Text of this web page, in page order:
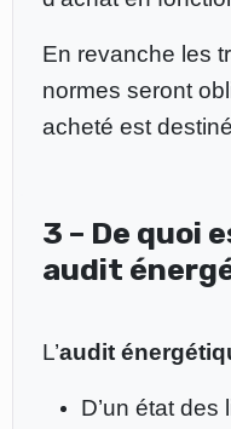
En revanche les
normes seront
acheté est
3 – De quoi
audit
L’audit
D’un état